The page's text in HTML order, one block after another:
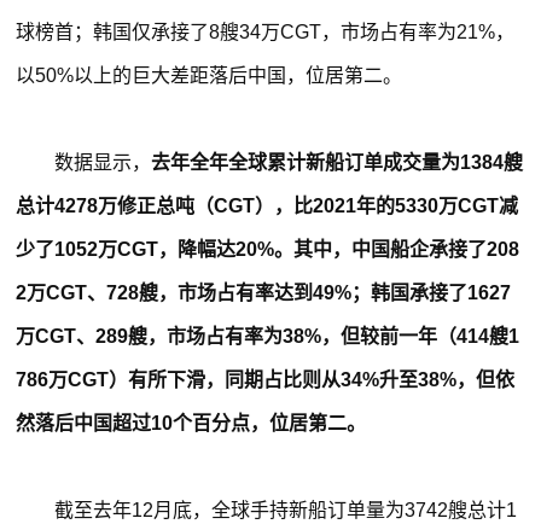
球榜首；韩国仅承接了8艘34万CGT，市场占有率为21%，
以50%以上的巨大差距落后中国，位居第二。
数据显示，去年全年全球累计新船订单成交量为1384艘
总计4278万修正总吨（CGT），比2021年的5330万CGT减
少了1052万CGT，降幅达20%。其中，中国船企承接了208
2万CGT、728艘，市场占有率达到49%；韩国承接了1627
万CGT、289艘，市场占有率为38%，但较前一年（414艘1
786万CGT）有所下滑，同期占比则从34%升至38%，但依
然落后中国超过10个百分点，位居第二。
截至去年12月底，全球手持新船订单量为3742艘总计1